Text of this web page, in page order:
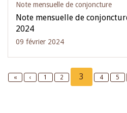
Note mensuelle de conjoncture
Note mensuelle de
2024
09 février 2024
First
«
Previous
‹ Page
1 Page
2
Current
page
3 Page
4 Page
5